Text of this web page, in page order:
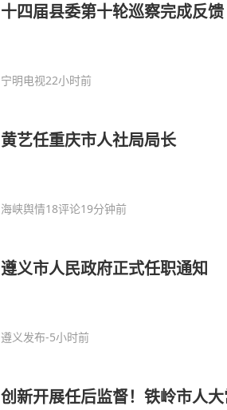
十四届县委第十轮巡察完成反馈
宁明电视22小时前
黄艺任重庆市人社局局长
海峡舆情18评论19分钟前
遵义市人民政府正式任职通知
遵义发布-5小时前
创新开展任后监督！铁岭市人